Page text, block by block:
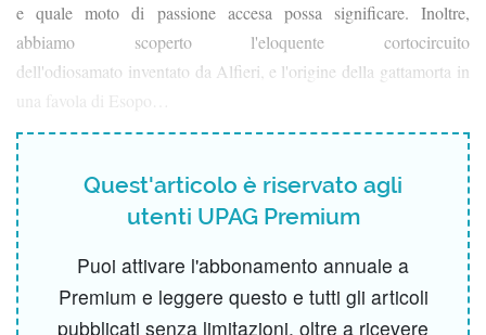
e quale moto di passione accesa possa significare. Inoltre,
abbiamo scoperto l'eloquente cortocircuito
dell'odiosamato inventato da Alfieri, e l'origine della gattamorta in
una favola di Esopo…
Quest'articolo è riservato agli
utenti UPAG Premium
Puoi attivare l'abbonamento annuale a
Premium e leggere questo e tutti gli articoli
pubblicati senza limitazioni, oltre a ricevere